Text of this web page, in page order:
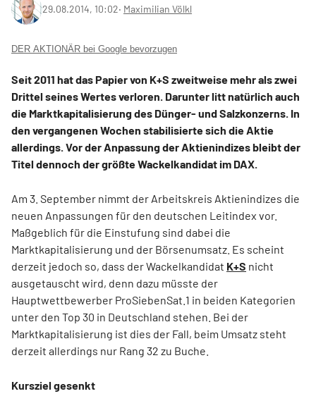
29.08.2014, 10:02‧ Maximilian Völkl
DER AKTIONÄR bei Google bevorzugen
Seit 2011 hat das Papier von K+S zweitweise mehr als zwei
Drittel seines Wertes verloren. Darunter litt natürlich auch
die Marktkapitalisierung des Dünger- und Salzkonzerns. In
den vergangenen Wochen stabilisierte sich die Aktie
allerdings. Vor der Anpassung der Aktienindizes bleibt der
Titel dennoch der größte Wackelkandidat im DAX.
Am 3. September nimmt der Arbeitskreis Aktienindizes die
neuen Anpassungen für den deutschen Leitindex vor.
Maßgeblich für die Einstufung sind dabei die
Marktkapitalisierung und der Börsenumsatz. Es scheint
derzeit jedoch so, dass der Wackelkandidat K+S nicht
ausgetauscht wird, denn dazu müsste der
Hauptwettbewerber ProSiebenSat.1 in beiden Kategorien
unter den Top 30 in Deutschland stehen. Bei der
Marktkapitalisierung ist dies der Fall, beim Umsatz steht
derzeit allerdings nur Rang 32 zu Buche.
Kursziel gesenkt